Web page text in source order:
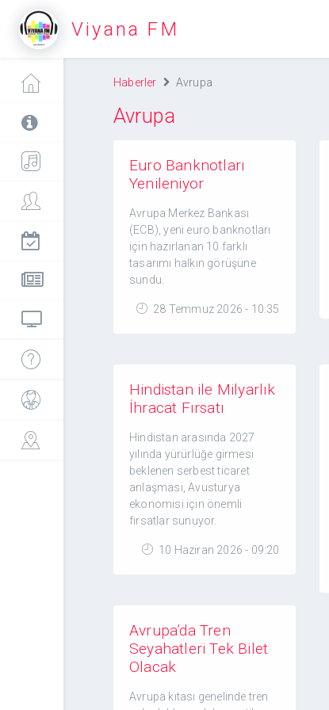
Viyana FM
Haberler Avrupa
Avrupa
Euro Banknotları
Yenileniyor
Avrupa Merkez Bankası
(ECB), yeni euro banknotları
için hazırlanan 10 farklı
tasarımı halkın görüşüne
sundu.
28 Temmuz 2026 - 10:35
Hindistan ile Milyarlık
İhracat Fırsatı
Hindistan arasında 2027
yılında yürürlüğe girmesi
beklenen serbest ticaret
anlaşması, Avusturya
ekonomisi için önemli
fırsatlar sunuyor.
10 Haziran 2026 - 09:20
Avrupa’da Tren
Seyahatleri Tek Bilet
Olacak
Avrupa kıtası genelinde tren